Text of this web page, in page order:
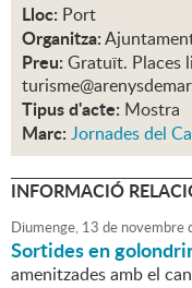
Lloc: Port
Organitza:
Preu: Gratuït. Places
Tipus d'acte: Mostra
Marc: Jornades del
INFORMACIÓ
Diumenge, 13 de novembre
Sortides en
amenitzades amb el